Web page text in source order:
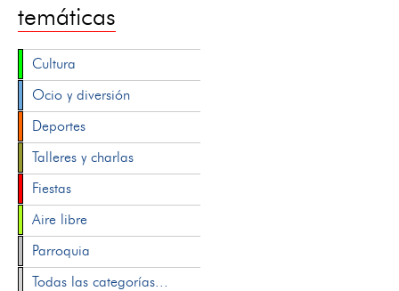
temáticas
Cultura
Ocio y diversión
Deportes
Talleres y charlas
Fiestas
Aire libre
Parroquia
Todas las categorías...